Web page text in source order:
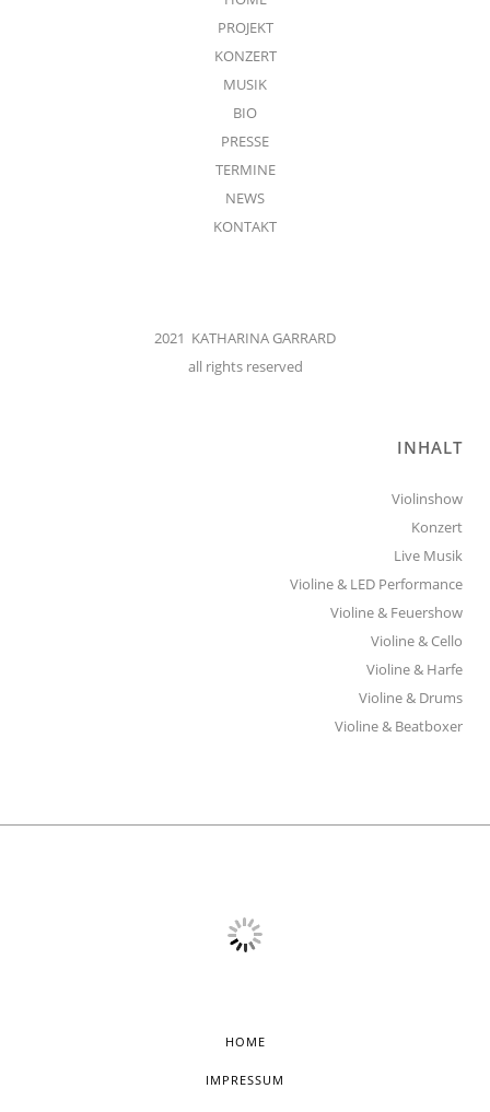
PROJEKT
KONZERT
MUSIK
BIO
PRESSE
TERMINE
NEWS
KONTAKT
2021 KATHARINA GARRARD
all rights reserved
INHALT
Violinshow
Konzert
Live Musik
Violine & LED Performance
Violine & Feuershow
Violine & Cello
Violine & Harfe
Violine & Drums
Violine & Beatboxer
HOME
IMPRESSUM